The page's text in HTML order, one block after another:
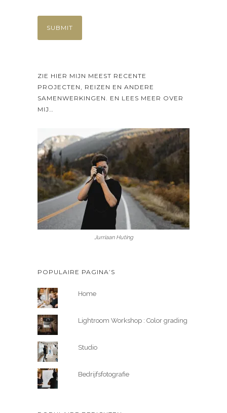
ZIE HIER MIJN MEEST RECENTE
PROJECTEN, REIZEN EN ANDERE
SAMENWERKINGEN. EN LEES MEER OVER
MIJ…
Jurriaan Huting
POPULAIRE PAGINA’S
Home
Lightroom Workshop : Color grading
Studio
Bedrijfsfotografie